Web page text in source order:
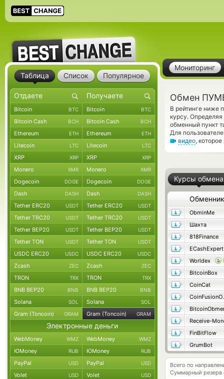
Мониторинг
Обмен
В рейтинге ниже
курсу.
обменный пункт
Для
видео,
Курсы обмена
Обменник
ObminMe
Шахта
818Finance
ECashExpert
Worldex
BitcoinBox
CoinCat
Receive-
FinBitFlow
GrumBot
Всего по
Суммарный резерв
Таблица Список Популярное
Bitcoin BTC Bitcoin BTC
Bitcoin Cash BCH Bitcoin Cash BCH
Ethereum ETH Ethereum ETH
Litecoin LTC Litecoin LTC
XRP XRP XRP XRP
Monero XMR Monero XMR
Dogecoin DOGE Dogecoin DOGE
Dash DASH Dash DASH
Tether ERC20 USDT Tether ERC20 USDT
Tether TRC20 USDT Tether TRC20 USDT
Tether BEP20 USDT Tether BEP20 USDT
Tether TON USDT Tether TON USDT
USDC ERC20 USDC USDC ERC20 USDC
Zcash ZEC Zcash ZEC
TRON TRX TRON TRX
BNB BEP20 BNB BNB BEP20 BNB
Solana SOL Solana SOL
Gram (Toncoin) GRAM Gram (Toncoin) GRAM
Электронные деньги
WebMoney WMZ WebMoney WMZ
ЮMoney RUB ЮMoney RUB
PayPal USD PayPal USD
Volet USD Volet USD